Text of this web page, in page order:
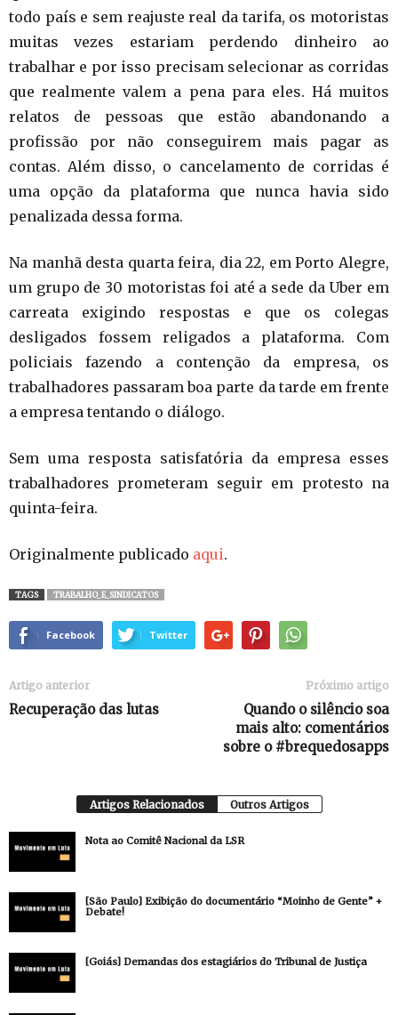
todo país e sem reajuste real da tarifa, os motoristas
muitas vezes estariam perdendo dinheiro ao
trabalhar e por isso precisam selecionar as corridas
que realmente valem a pena para eles. Há muitos
relatos de pessoas que estão abandonando a
profissão por não conseguirem mais pagar as
contas. Além disso, o cancelamento de corridas é
uma opção da plataforma que nunca havia sido
penalizada dessa forma.
Na manhã desta quarta feira, dia 22, em Porto Alegre,
um grupo de 30 motoristas foi até a sede da Uber em
carreata exigindo respostas e que os colegas
desligados fossem religados a plataforma. Com
policiais fazendo a contenção da empresa, os
trabalhadores passaram boa parte da tarde em frente
a empresa tentando o diálogo.
Sem uma resposta satisfatória da empresa esses
trabalhadores prometeram seguir em protesto na
quinta-feira.
Originalmente publicado aqui.
TAGS TRABALHO_E_SINDICATOS
Facebook Twitter
Artigo anterior
Recuperação das lutas
Próximo artigo
Quando o silêncio soa
mais alto: comentários
sobre o #brequedosapps
Artigos Relacionados Outros Artigos
Nota ao Comitê Nacional da LSR
[São Paulo] Exibição do documentário “Moinho de Gente” +
Debate!
[Goiás] Demandas dos estagiários do Tribunal de Justiça